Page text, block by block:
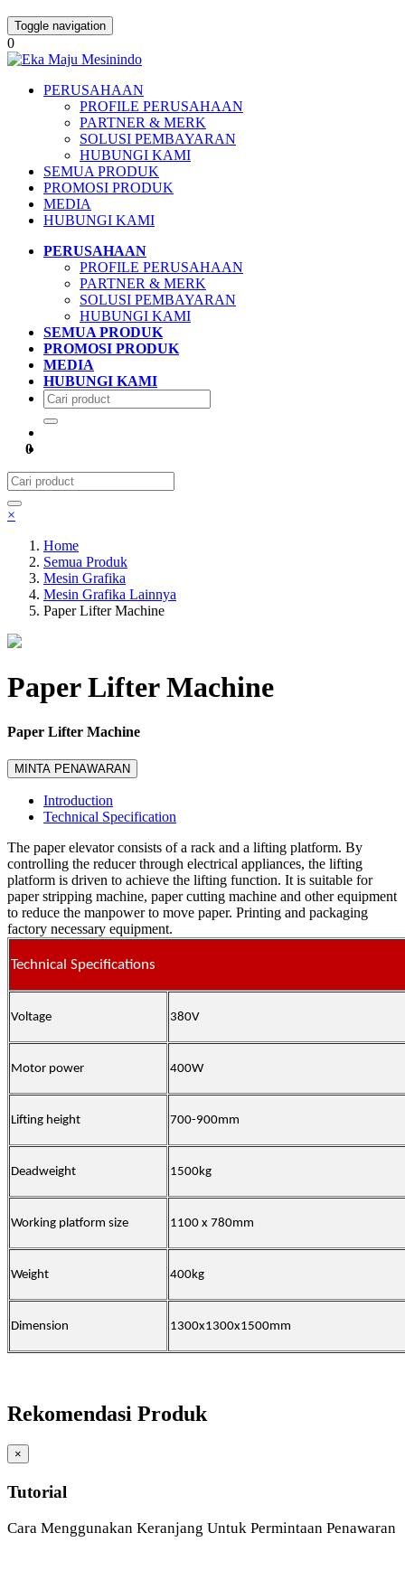
Toggle navigation
0
PERUSAHAAN
PROFILE PERUSAHAAN
PARTNER & MERK
SOLUSI PEMBAYARAN
HUBUNGI KAMI
SEMUA PRODUK
PROMOSI PRODUK
MEDIA
HUBUNGI KAMI
PERUSAHAAN
PROFILE PERUSAHAAN
PARTNER & MERK
SOLUSI PEMBAYARAN
HUBUNGI KAMI
SEMUA PRODUK
PROMOSI PRODUK
MEDIA
HUBUNGI KAMI
0
×
Home
Semua Produk
Mesin Grafika
Mesin Grafika Lainnya
Paper Lifter Machine
Paper Lifter Machine
Paper Lifter Machine
MINTA PENAWARAN
Introduction
Technical Specification
The paper elevator consists of a rack and a lifting platform. By
controlling the reducer through electrical appliances, the lifting
platform is driven to achieve the lifting function. It is suitable for
paper stripping machine, paper cutting machine and other equipment
to reduce the manpower to move paper. Printing and packaging
factory necessary equipment.
Technical Specifications
Voltage 380V
Motor power 400W
Lifting height 700-900mm
Deadweight 1500kg
Working platform size 1100 x 780mm
Weight 400kg
Dimension 1300x1300x1500mm
Rekomendasi Produk
×
Tutorial
Cara Menggunakan Keranjang Untuk Permintaan Penawaran